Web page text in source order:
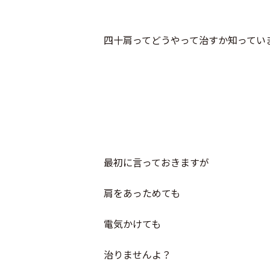
四十肩ってどうやって治すか知ってい
最初に言っておきますが
肩をあっためても
電気かけても
治りませんよ？